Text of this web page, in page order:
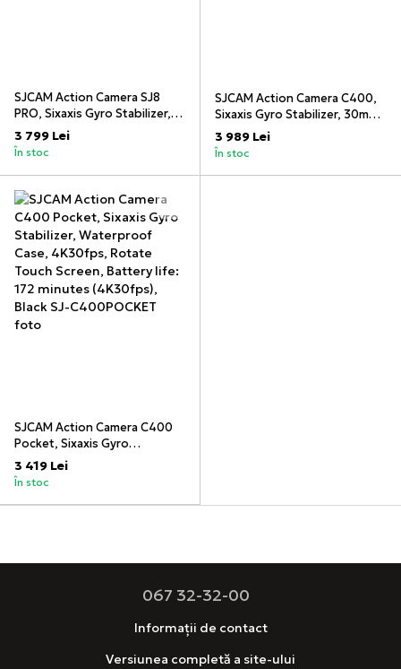
SJCAM Action Camera SJ8
PRO, Sixaxis Gyro Stabilizer,
Waterproof Case, 4K60fps,
Battery: 1200mAh, WiFi: 5GHz,
3 799 Lei
În stoc
SJCAM Action Camera C400,
Sixaxis Gyro Stabilizer, 30m
with Waterproof Case,
4K30fps, Screen: 229" rotate
3 989 Lei
În stoc
SJCAM Action Camera C400
Pocket, Sixaxis Gyro
Stabilizer, Waterproof Case,
4K30fps, Rotate Touch
minutes (4K30fps), Black
3 419 Lei
În stoc
067 32-32-00
Informații de contact
Versiunea completă a site-ului